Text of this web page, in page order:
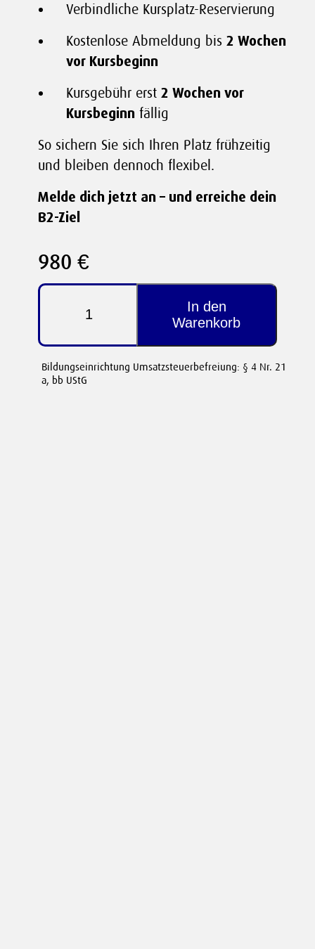
Verbindliche Kursplatz-Reservierung
Kostenlose Abmeldung bis2 Wochen
vor Kursbeginn
Kursgebühr erst2 Wochen vor
Kursbeginn fällig
So sichern Sie sich Ihren Platz frühzeitig
und bleiben dennoch flexibel.
Melde dich jetzt an – und erreiche dein
B2-Ziel
980 €
Nt2
bis
Level
inkl.
In den
Warenkorb
Bildungseinrichtung Umsatzsteuerbefreiung: § 4 Nr. 21
a, bb UStG